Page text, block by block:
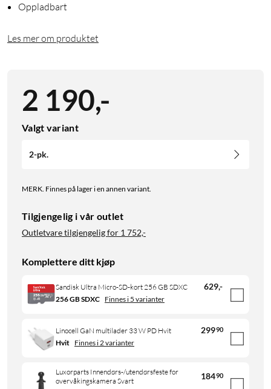
Oppladbart
Les mer om produktet
2 190,-
Valgt variant
2-pk.
MERK. Finnes på lager i en annen variant.
Tilgjengelig i vår outlet
Outletvare tilgjengelig for 1 752,-
Komplettere ditt kjøp
Sandisk Ultra Micro-SD-kort 256 GB SDXC 629,-
256 GB SDXC Finnes i 5 varianter
Linocell GaN multilader 33 W PD Hvit 29990
Hvit Finnes i 2 varianter
Luxorparts Innendørs-/utendørsfeste for
overvåkingskamera Svart
18490